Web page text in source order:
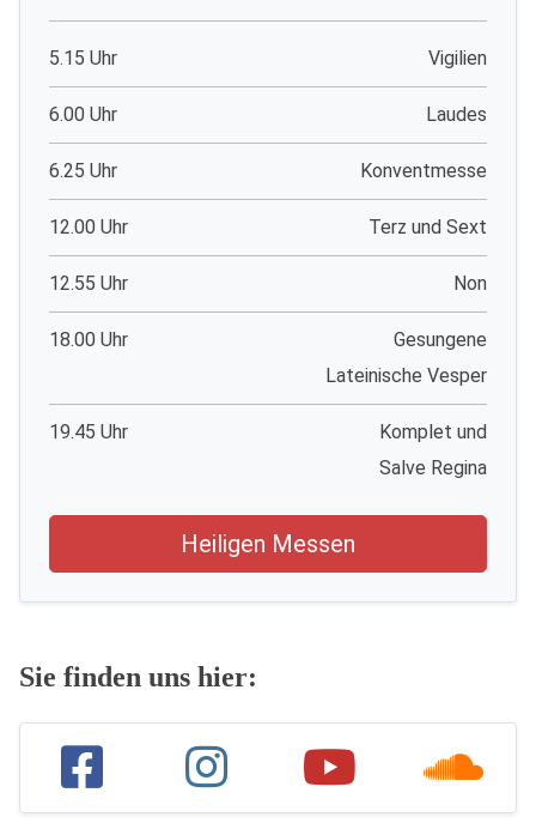
5.15 Uhr Vigilien
6.00 Uhr Laudes
6.25 Uhr Konventmesse
12.00 Uhr Terz und Sext
12.55 Uhr Non
18.00 Uhr
Gesungene
Lateinische Vesper
19.45 Uhr
Komplet und
Salve Regina
Heiligen Messen
Sie finden uns hier: